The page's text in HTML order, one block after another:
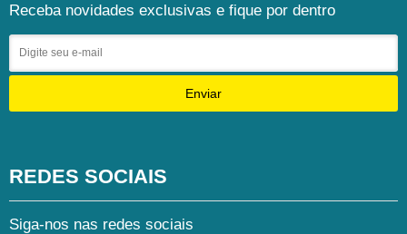
Receba novidades exclusivas e fique por dentro
Enviar
REDES SOCIAIS
Siga-nos nas redes sociais